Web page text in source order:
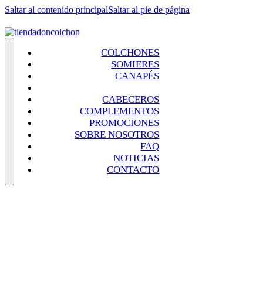
Saltar al contenido principalSaltar al pie de página
COLCHONES
SOMIERES
CANAPÉS
CABECEROS
COMPLEMENTOS
PROMOCIONES
SOBRE NOSOTROS
FAQ
NOTICIAS
CONTACTO